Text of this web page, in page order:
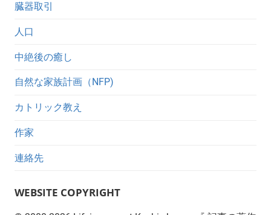
臓器取引
人口
中絶後の癒し
自然な家族計画（NFP)
カトリック教え
作家
連絡先
WEBSITE COPYRIGHT